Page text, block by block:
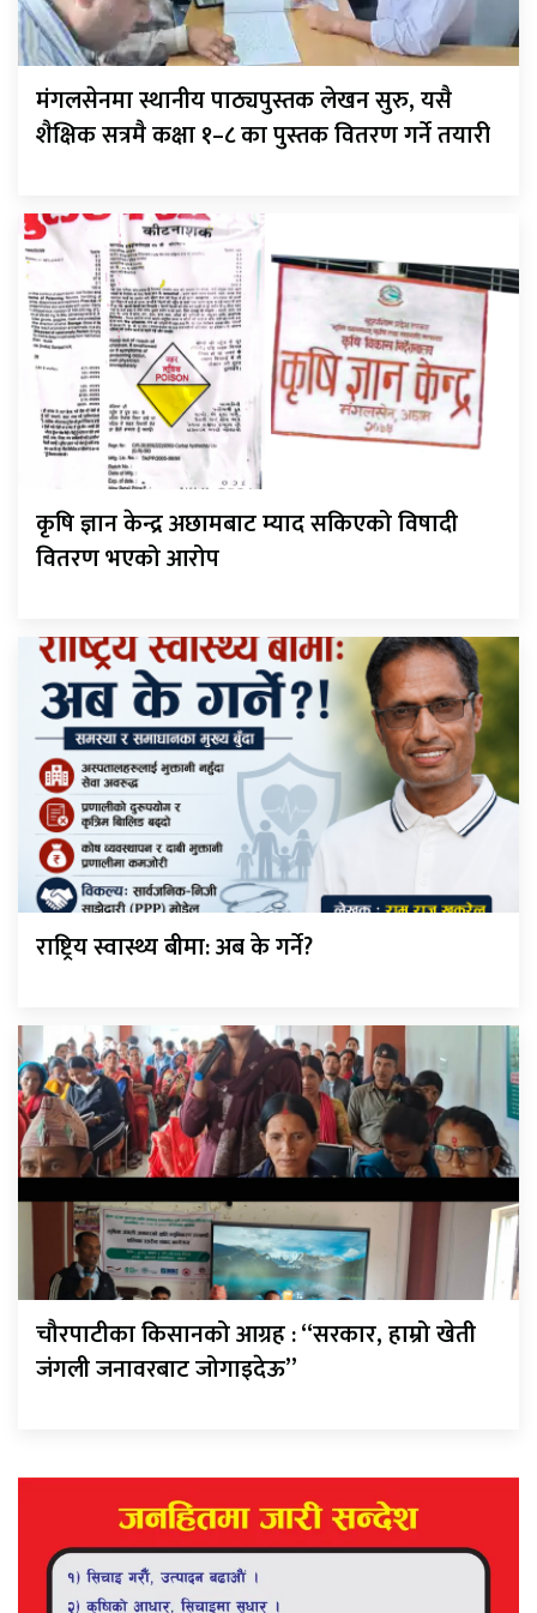
मंगलसेनमा स्थानीय पाठ्यपुस्तक लेखन सुरु, यसै
शैक्षिक सत्रमै कक्षा १–८ का पुस्तक वितरण गर्ने तयारी
कृषि ज्ञान केन्द्र अछामबाट म्याद सकिएको विषादी
वितरण भएको आरोप
राष्ट्रिय स्वास्थ्य बीमा: अब के गर्ने?
चौरपाटीका किसानको आग्रह : “सरकार, हाम्रो खेती
जंगली जनावरबाट जोगाइदेऊ”